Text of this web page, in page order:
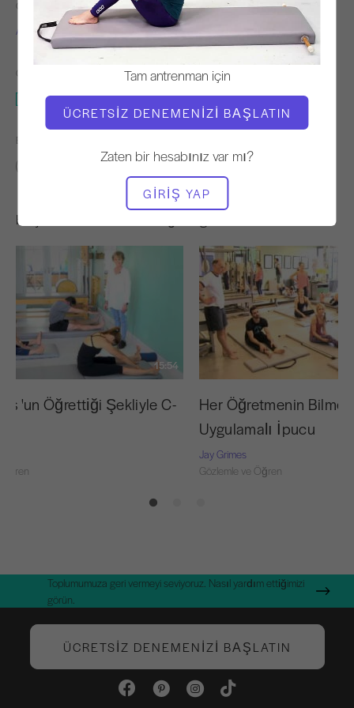
Tam antrenman için
ÜCRETSIZ DENEMENIZI BAŞLATIN
Zaten bir hesabınız var mı?
GIRIŞ YAP
ÖĞRETMEN
Alisa Wyatt
VIDEO ZAMANI
2:13
GEREKLI EKIPMAN
Mat
BENZER SINIFLARI BULUN
Hoşunuza Gidebilecek Diğer Egzersizler
15:54
'un Öğrettiği Şekliyle C-
Her Öğretmenin
Uygulamalı İpucu
Jay Grimes
Gözlemle ve Öğren
Toplumumuza geri vermeyi seviyoruz. Nasıl yardım ettiğimizi
görün.
ÜCRETSIZ DENEMENIZI BAŞLATIN